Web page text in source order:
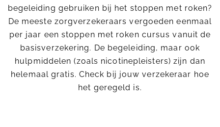
begeleiding gebruiken bij het stoppen met roken?
De meeste zorgverzekeraars vergoeden eenmaal
per jaar een stoppen met roken cursus vanuit de
basisverzekering. De begeleiding, maar ook
hulpmiddelen (zoals nicotinepleisters) zijn dan
helemaal gratis. Check bij jouw verzekeraar hoe
het geregeld is.